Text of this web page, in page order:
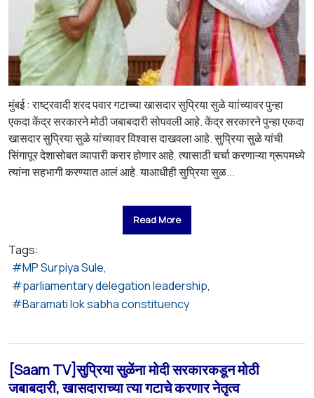
मुंबई : राष्ट्रवादी शरद पवार गटाच्या खासदार सुप्रिया सुळे याांच्यावर पुन्हा
एकदा केंद्र सरकारने मोठी जबाबदारी सोपवली आहे. केंद्र सरकारने पुन्हा एकदा
खासदार सुप्रिया सुळे यांच्यावर विश्वास दाखवला आहे. सुप्रिया सुळे यांची
सिंगापूर देशासोबत व्यापारी करार होणार आहे, त्यासाठी चर्चा करणाऱ्या ग्रूपमध्ये
त्यांना सहभागी करण्यात आलं आहे. याआधीही सुप्रिया सुळ...
Read More
Tags:
MP Surpiya Sule
parliamentary delegation leadership
Baramati lok sabha constituency
[Saam TV]सुप्रिया सुळेंना मोदी सरकारकडून मोठी
जबाबदारी, खासदाराच्या त्या गटाचे करणार नेतृत्व